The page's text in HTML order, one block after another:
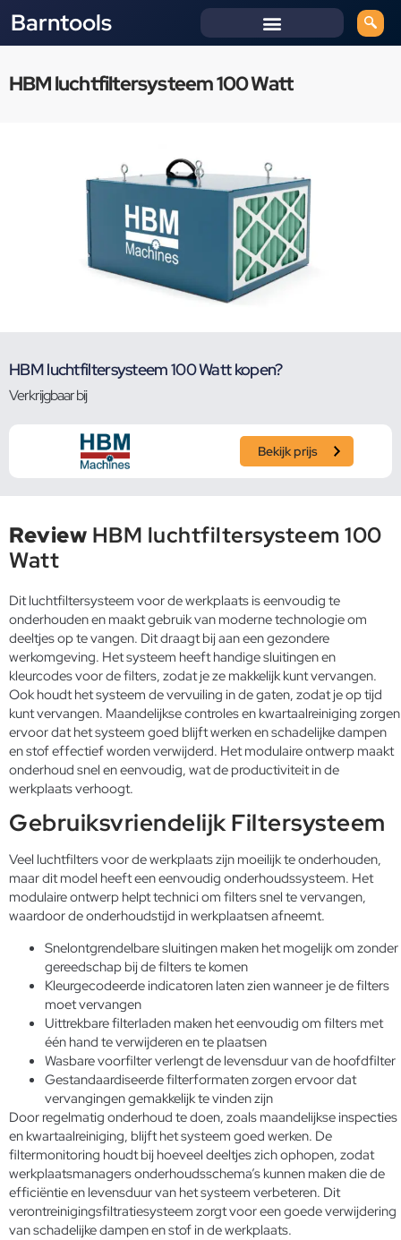
Barntools
HBM luchtfiltersysteem 100 Watt
HBM luchtfiltersysteem 100 Watt kopen?
Verkrijgbaar bij
Bekijk prijs
Review HBM luchtfiltersysteem 100
Watt
Dit luchtfiltersysteem voor de werkplaats is eenvoudig te
onderhouden en maakt gebruik van moderne technologie om
deeltjes op te vangen. Dit draagt bij aan een gezondere
werkomgeving. Het systeem heeft handige sluitingen en
kleurcodes voor de filters, zodat je ze makkelijk kunt vervangen.
Ook houdt het systeem de vervuiling in de gaten, zodat je op tijd
kunt vervangen. Maandelijkse controles en kwartaalreiniging zorgen
ervoor dat het systeem goed blijft werken en schadelijke dampen
en stof effectief worden verwijderd. Het modulaire ontwerp maakt
onderhoud snel en eenvoudig, wat de productiviteit in de
werkplaats verhoogt.
Gebruiksvriendelijk Filtersysteem
Veel luchtfilters voor de werkplaats zijn moeilijk te onderhouden,
maar dit model heeft een eenvoudig onderhoudssysteem. Het
modulaire ontwerp helpt technici om filters snel te vervangen,
waardoor de onderhoudstijd in werkplaatsen afneemt.
Snelontgrendelbare sluitingen maken het mogelijk om zonder
gereedschap bij de filters te komen
Kleurgecodeerde indicatoren laten zien wanneer je de filters
moet vervangen
Uittrekbare filterladen maken het eenvoudig om filters met
één hand te verwijderen en te plaatsen
Wasbare voorfilter verlengt de levensduur van de hoofdfilter
Gestandaardiseerde filterformaten zorgen ervoor dat
vervangingen gemakkelijk te vinden zijn
Door regelmatig onderhoud te doen, zoals maandelijkse inspecties
en kwartaalreiniging, blijft het systeem goed werken. De
filtermonitoring houdt bij hoeveel deeltjes zich ophopen, zodat
werkplaatsmanagers onderhoudsschema’s kunnen maken die de
efficiëntie en levensduur van het systeem verbeteren. Dit
verontreinigingsfiltratiesysteemzorgt voor een goede verwijdering
van schadelijke dampen en stof in de werkplaats.